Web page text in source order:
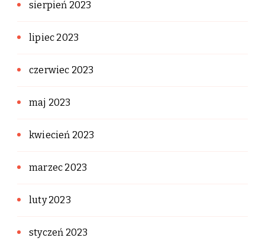
sierpień 2023
lipiec 2023
czerwiec 2023
maj 2023
kwiecień 2023
marzec 2023
luty 2023
styczeń 2023